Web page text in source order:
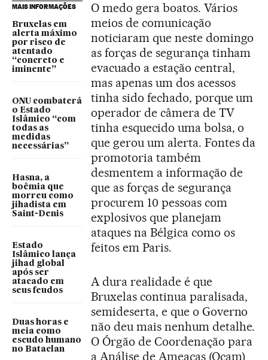
MAIS INFORMAÇÕES
Bruxelas em
alerta máximo
por risco de
atentado
“concreto e
iminente”
ONU combaterá
o Estado
Islâmico “com
todas as
medidas
necessárias”
Hasna, a
boêmia que
morreu como
jihadista em
Saint-Denis
Estado
Islâmico lança
jihad global
após ser
atacado em
seus feudos
Duas horas e
meia como
escudo humano
no Bataclan
O medo gera boatos. Vários
meios de comunicação
noticiaram que neste domingo
as forças de segurança tinham
evacuado a estação central,
mas apenas um dos acessos
tinha sido fechado, porque um
operador de câmera de TV
tinha esquecido uma bolsa, o
que gerou um alerta. Fontes da
promotoria também
desmentem a informação de
que as forças de segurança
procurem 10 pessoas com
explosivos que planejam
ataques na Bélgica como os
feitos em Paris.
A dura realidade é que
Bruxelas continua paralisada,
semideserta, e que o Governo
não deu mais nenhum detalhe.
O Órgão de Coordenação para
a Análise de Ameaças (Ocam)